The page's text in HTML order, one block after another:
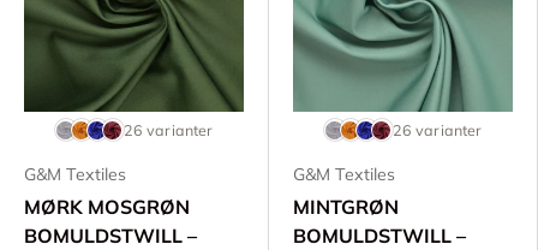
26 varianter
G&M Textiles
MØRK MOSGRØN
BOMULDSTWILL –
26 varianter
G&M Textiles
MINTGRØN
BOMULDSTWILL –